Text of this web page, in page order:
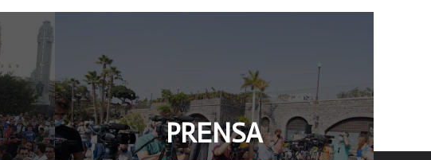
Instagram Tablón
PRENSA